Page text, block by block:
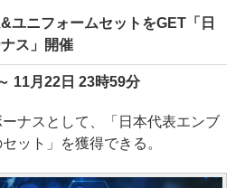
ユニフォームセットをGET「日
ス」開催
11月22日 23時59分
ナスとして、「日本代表エンブ
ット」を獲得できる。